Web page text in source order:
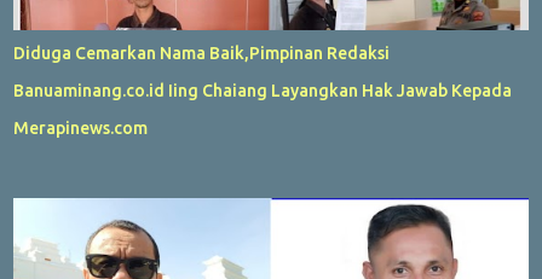
Diduga Cemarkan Nama Baik,Pimpinan Redaksi
Banuaminang.co.id Iing Chaiang Layangkan Hak Jawab Kepada
Merapinews.com